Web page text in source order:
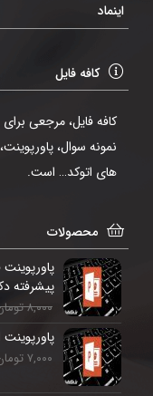
اینماد
کافه فایل
کافه فایل، مرجعی
نمونه سوال،
های اتوکد… است.
محصولات
پیشرفته
۸,۰۰۰
پاورپوینت
۷,۰۰۰